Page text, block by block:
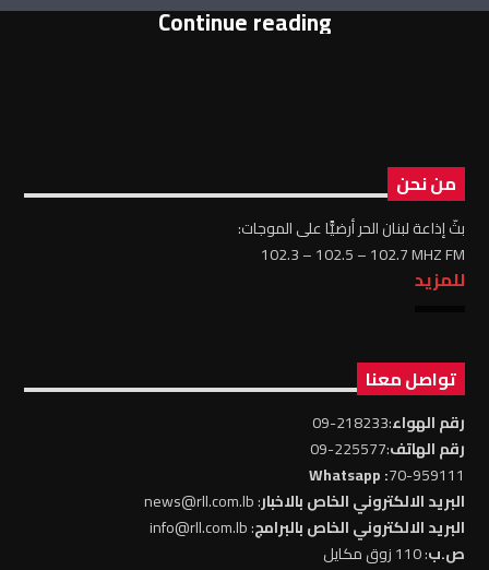
Continue reading
من نحن
بثّ إذاعة لبنان الحر أرضيًّا على الموجات:
102.3 – 102.5 – 102.7 MHZ FM
للمزيد
تواصل معنا
رقم الهواء:218233-09
رقم الهاتف:225577-09
70-959111
: Whatsapp
البريد الالكتروني الخاص بالاخبار: news@rll.com.lb
البريد الالكتروني الخاص بالبرامج: info@rll.com.lb
ص.ب: 110 زوق مكايل